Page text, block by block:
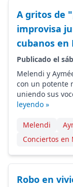
A gritos de
improvisa
cubanos en
Publicado el
Melendi y
con un potente
uniendo sus
leyendo »
Melendi
Conciertos en
Robo en